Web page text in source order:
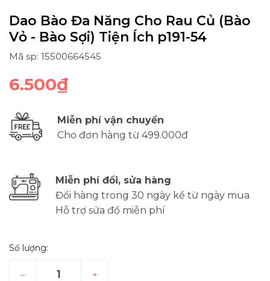
Dao Bào Đa Năng Cho Rau Củ (Bào
Vỏ - Bào Sợi) Tiện Ích p191-54
Mã sp: 15500664545
6.500₫
Miễn phí vận chuyển
Cho đơn hàng từ 499.000đ
Miễn phí đổi, sửa hàng
Đổi hàng trong 30 ngày kể từ ngày mua
Hỗ trợ sửa đồ miễn phí
Số lượng:
– +